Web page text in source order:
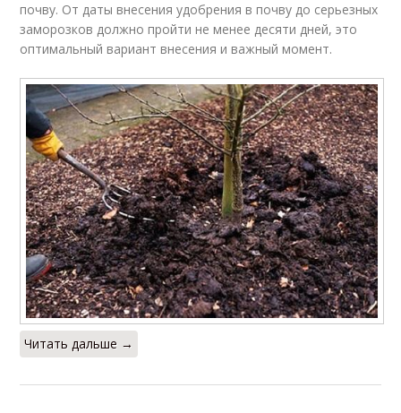
почву. От даты внесения удобрения в почву до серьезных
заморозков должно пройти не менее десяти дней, это
оптимальный вариант внесения и важный момент.
Читать дальше →